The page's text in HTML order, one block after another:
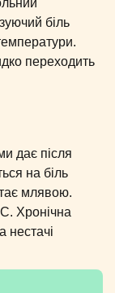
біль
переходить
дає після
на біль
млявою.
Хронічна
нестачі